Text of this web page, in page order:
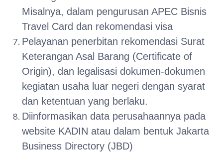
Misalnya, dalam pengurusan APEC Bisnis
Travel Card dan rekomendasi visa
Pelayanan penerbitan rekomendasi Surat
Keterangan Asal Barang (Certificate of
Origin), dan legalisasi dokumen-dokumen
kegiatan usaha luar negeri dengan syarat
dan ketentuan yang berlaku.
Diinformasikan data perusahaannya pada
website KADIN atau dalam bentuk Jakarta
Business Directory (JBD)